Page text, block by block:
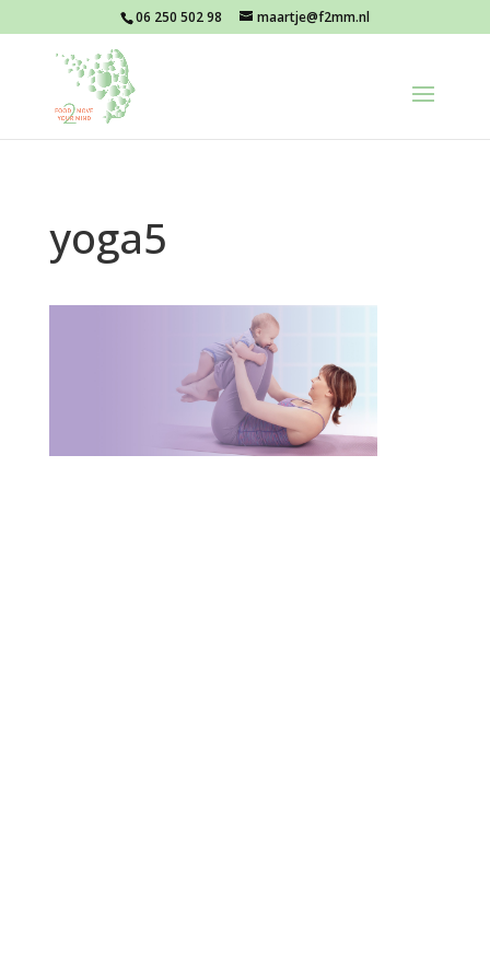
06 250 502 98 maartje@f2mm.nl
yoga5